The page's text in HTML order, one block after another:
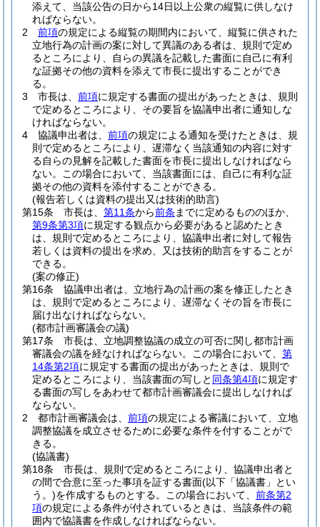
添えて、当該公告の日から14日以上公衆の縦覧に供しなけ
ればならない。
2
前項の規定による縦覧の期間内において、縦覧に供された
立地行為の計画の案に対して異議のある者は、規則で定め
るところにより、自らの異議を記載した書面に自己に有利
な証拠その他の資料を添えて市長に提出することができ
る。
3
市長は、 前項に規定する書面の提出があったときは、規則
で定めるところにより、その要旨を協議申出者に通知しな
ければならない。
4
協議申出者は、 前項の規定による通知を受けたときは、規
則で定めるところにより、遅滞なく当該通知の内容に対す
る自らの見解を記載した書面を市長に提出しなければなら
ない。
この場合において、当該書面には、自己に有利な証
拠その他の資料を添付することができる。
(報告若しくは資料の提出又は技術的助言)
第15条
市長は、 第11条から前条 までに定めるもののほか、
第9条第3項に規定する観点から必要があると認めたとき
は、規則で定めるところにより、協議申出者に対して報告
若しくは資料の提出を求め、又は技術的助言をすることが
できる。
(案の修正)
第16条
協議申出者は、立地行為の計画の案を修正したとき
は、規則で定めるところにより、遅滞なくその旨を市長に
届け出なければならない。
(都市計画審議会の議)
第17条
市長は、立地調整協議の成立の可否に関し都市計画
審議会の議を経なければならない。
この場合において、 第
14条第2項に規定する書面の提出があったときは、規則で
定めるところにより、当該書面の写しと 同条第4項に規定す
る書面の写しをあわせて都市計画審議会に提出しなければ
ならない。
2
都市計画審議会は、 前項の規定による審議において、立地
調整協議を成立させるために必要な条件を付することがで
きる。
(協議書)
第18条
市長は、規則で定めるところにより、協議申出者と
の間で合意に至った事項を証する書面(以下「協議書」とい
う。)を作成するものとする。 この場合において、 前条第2
項の規定による条件が付されているときは、当該条件の範
囲内で協議書を作成しなければならない。